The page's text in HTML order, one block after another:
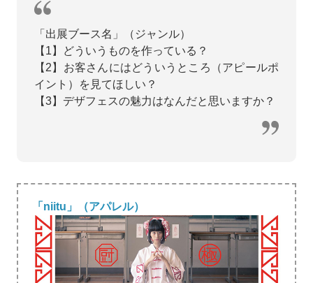
「出展ブース名」（ジャンル）
【1】どういうものを作っている？
【2】お客さんにはどういうところ（アピールポ
イント）を見てほしい？
【3】デザフェスの魅力はなんだと思いますか？
「niitu」（アパレル）